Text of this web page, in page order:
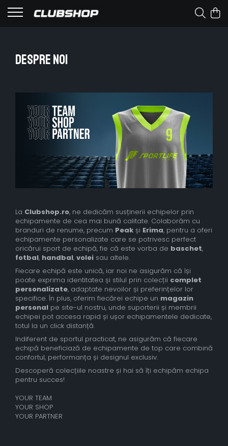
Despre noi
La Clubshop.ro, ne dedicăm susținerii echipelor prin
echipamente de cea mai bună calitate. Colaborăm cu
branduri de renume, precum Peak și Erima, pentru a oferi
echipamente personalizate care se potrivesc perfect
oricărui sport de echipă, fie că este vorba de baschet,
fotbal, handbal, volei sau altele.
Fiecare echipă este unică, iar noi ne asigurăm că își
poate exprima identitatea și stilul prin colecții complet
personalizate, adaptate nevoilor și preferințelor lor
specifice. În plus, oferim fiecărei echipe un magazin
personal pe site-ul nostru, unde suporterii și membrii
echipei pot accesa rapid și ușor echipamentele dedicate,
totul la un click distanță.
Indiferent de sportul practicat, ne asigurăm că fiecare
echipă beneficiază de echipamente de top care combină
confortul, performanța și designul exclusiv.
Descoperă colecțiile noastre și hai să îți echipăm echipa
pentru succes!
YOUR TEAM
YOUR SHOP
YOUR PARTNER